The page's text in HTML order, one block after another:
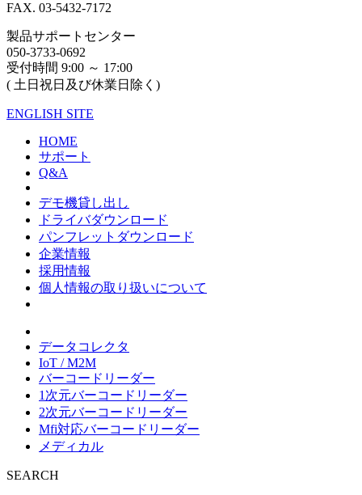
FAX. 03-5432-7172
製品サポートセンター
050-3733-0692
受付時間 9:00 ～ 17:00
( 土日祝日及び休業日除く)
ENGLISH SITE
HOME
サポート
Q&A
デモ機貸し出し
ドライバダウンロード
パンフレットダウンロード
企業情報
採用情報
個人情報の取り扱いについて
データコレクタ
IoT / M2M
バーコードリーダー
1次元バーコードリーダー
2次元バーコードリーダー
Mfi対応バーコードリーダー
メディカル
SEARCH